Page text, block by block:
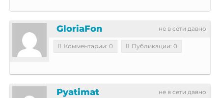
не в сети давно
GloriaFon
Комментарии: 0 Публикации: 0
не в сети давно
Pyatimat